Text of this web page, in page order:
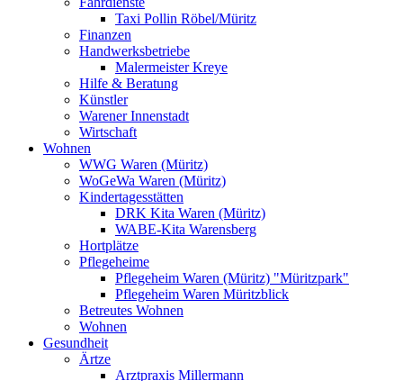
Taxi Pollin Röbel/Müritz
Finanzen
Handwerksbetriebe
Malermeister Kreye
Hilfe & Beratung
Künstler
Warener Innenstadt
Wirtschaft
Wohnen
WWG Waren (Müritz)
WoGeWa Waren (Müritz)
Kindertagesstätten
DRK Kita Waren (Müritz)
WABE-Kita Warensberg
Hortplätze
Pflegeheime
Pflegeheim Waren (Müritz) "Müritzpark"
Pflegeheim Waren Müritzblick
Betreutes Wohnen
Wohnen
Gesundheit
Ärtze
Arztpraxis Millermann